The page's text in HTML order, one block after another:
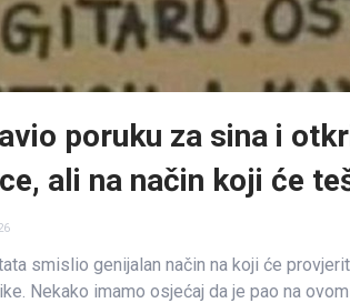
poruku za sina i
ali na način koji će
smislio genijalan način na koji će
Nekako imamo osjećaj da je pao na